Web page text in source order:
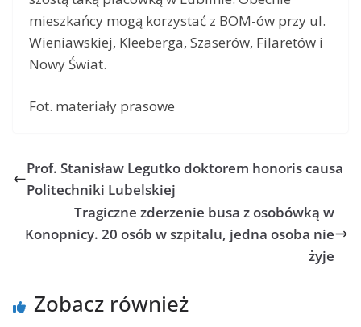
mieszkańcy mogą korzystać z BOM-ów przy ul.
Wieniawskiej, Kleeberga, Szaserów, Filaretów i
Nowy Świat.
Fot. materiały prasowe
Prof. Stanisław Legutko doktorem honoris causa
Politechniki Lubelskiej
Tragiczne zderzenie busa z osobówką w
Konopnicy. 20 osób w szpitalu, jedna osoba nie
żyje
Zobacz również